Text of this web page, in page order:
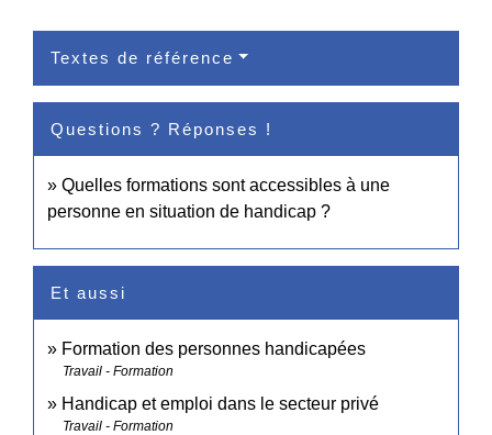
Textes de référence
Questions ? Réponses !
Quelles formations sont accessibles à une
personne en situation de handicap ?
Et aussi
Formation des personnes handicapées
Travail - Formation
Handicap et emploi dans le secteur privé
Travail - Formation